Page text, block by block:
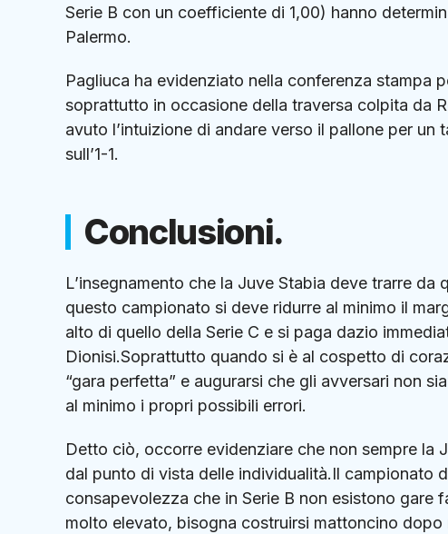
Serie B con un coefficiente di 1,00) hanno
Palermo.
Pagliuca ha evidenziato nella conferenza
soprattutto in occasione della traversa colpita da
avuto l’intuizione di andare verso il pallone per
sull’1-1.
Conclusioni.
L’insegnamento che la Juve Stabia deve trarre
questo campionato si deve ridurre al minimo il
alto di quello della Serie C e si paga dazio
Dionisi.Soprattutto quando si è al cospetto di
“gara perfetta” e augurarsi che gli avversari non
al minimo i propri possibili errori.
Detto ciò, occorre evidenziare che non sempre la
dal punto di vista delle individualità.Il campionato
consapevolezza che in Serie B non esistono
molto elevato, bisogna costruirsi mattoncino